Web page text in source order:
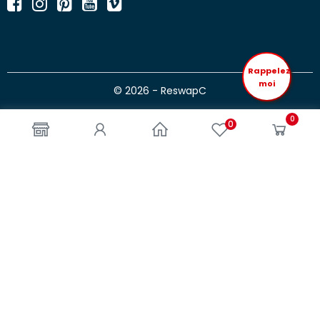
0 0
© 2026 - ReswapC
Rappelez
moi